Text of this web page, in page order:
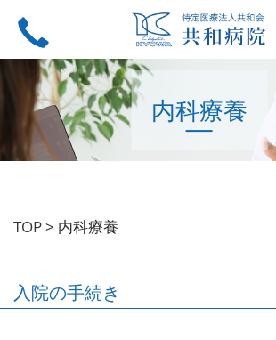
内科療養
TOP> 内科療養
入院の手続き